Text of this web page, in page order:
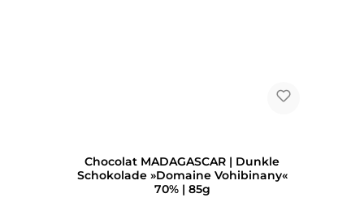
Chocolat MADAGASCAR | Dunkle
Schokolade »Domaine Vohibinany«
70% | 85g